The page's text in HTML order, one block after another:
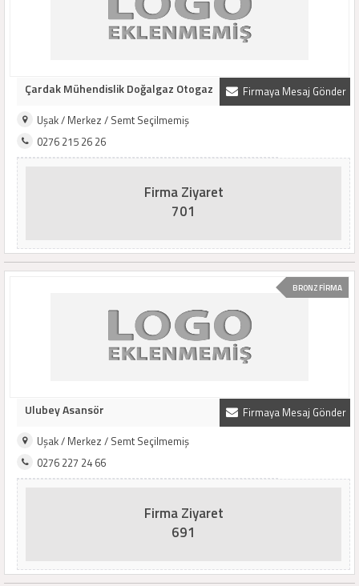
Firmaya Mesaj Gönder
Çardak Mühendislik Doğalgaz Otogaz
Uşak / Merkez / Semt Seçilmemiş
0276 215 26 26
Firma Ziyaret
701
BRONZ FİRMA
Firmaya Mesaj Gönder
Ulubey Asansör
Uşak / Merkez / Semt Seçilmemiş
0276 227 24 66
Firma Ziyaret
691